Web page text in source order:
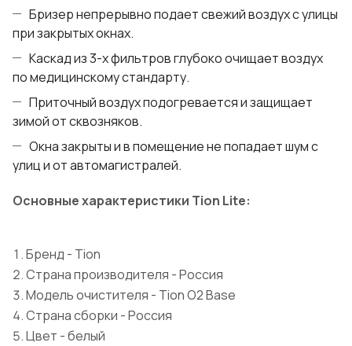
Бризер непрерывно подает свежий воздух с улицы
при закрытых окнах.
Каскад из 3-х фильтров глубоко очищает воздух
по медицинскому стандарту.
Приточный воздух подогревается и защищает
зимой от сквозняков.
Окна закрыты и в помещение не попадает шум с
улиц и от автомагистралей.
Основные характеристики Tion Lite:
Бренд - Tion
Страна производителя - Россия
Модель очистителя - Tion O2 Base
Страна сборки - Россия
Цвет - белый